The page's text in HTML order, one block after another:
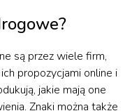
są przez wiele firm,
propozycjami online i
jakie mają one
Znaki można także